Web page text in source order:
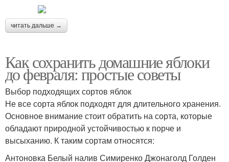
читать дальше →
Как сохранить домашние яблоки
до февраля: простые советы
Выбор подходящих сортов яблок
Не все сорта яблок подходят для длительного хранения.
Основное внимание стоит обратить на сорта, которые
обладают природной устойчивостью к порче и
высыханию. К таким сортам относятся:
Антоновка Белый налив Симиренко Джонаголд Голден